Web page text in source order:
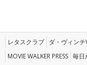
レタスクラブ ダ・ヴィン
MOVIE WALKER PRESS 毎日